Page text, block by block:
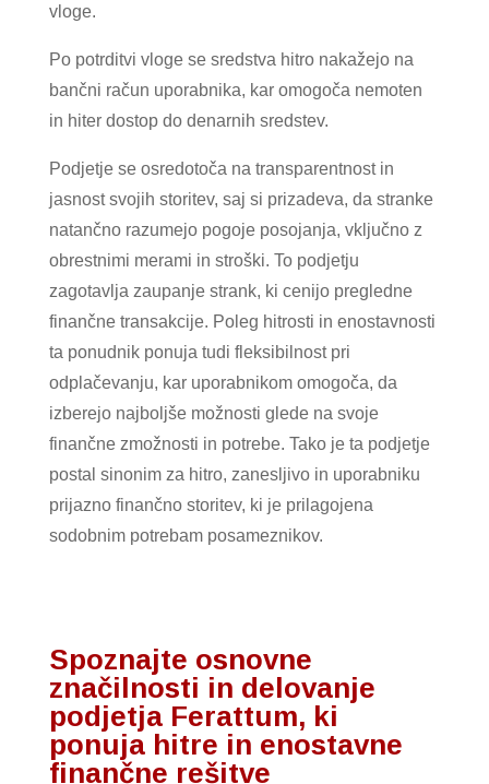
vloge.
Po potrditvi vloge se sredstva hitro nakažejo na
bančni račun uporabnika, kar omogoča nemoten
in hiter dostop do denarnih sredstev.
Podjetje se osredotoča na transparentnost in
jasnost svojih storitev, saj si prizadeva, da stranke
natančno razumejo pogoje posojanja, vključno z
obrestnimi merami in stroški. To podjetju
zagotavlja zaupanje strank, ki cenijo pregledne
finančne transakcije. Poleg hitrosti in enostavnosti
ta ponudnik ponuja tudi fleksibilnost pri
odplačevanju, kar uporabnikom omogoča, da
izberejo najboljše možnosti glede na svoje
finančne zmožnosti in potrebe. Tako je ta podjetje
postal sinonim za hitro, zanesljivo in uporabniku
prijazno finančno storitev, ki je prilagojena
sodobnim potrebam posameznikov.
Spoznajte osnovne
značilnosti in delovanje
podjetja Ferattum, ki
ponuja hitre in enostavne
finančne rešitve